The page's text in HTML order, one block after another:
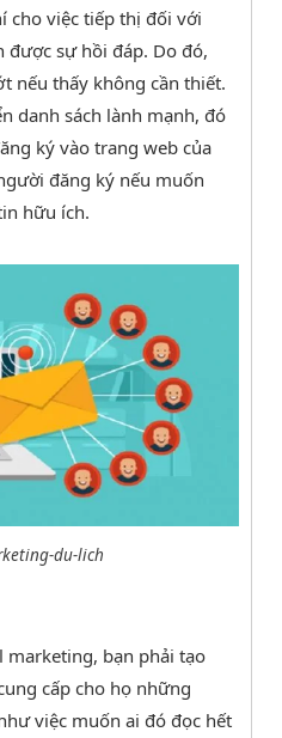
cho việc tiếp thị đối với
sự hồi đáp. Do đó,
nếu thấy không cần thiết.
danh sách lành mạnh, đó
ký vào trang web của
đăng ký nếu muốn
hữu ích.
du-lich
bạn phải tạo
cấp cho họ những
việc muốn ai đó đọc hết